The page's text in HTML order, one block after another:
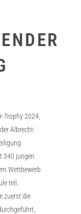
Trophy 2024,
Albrecht-
340 jungen
Wettbewerb
teil.
zuerst die